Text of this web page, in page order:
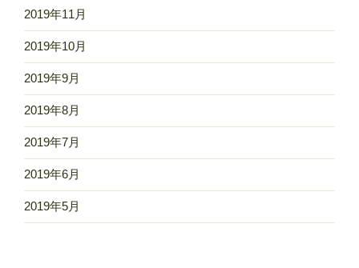
2019年11月
2019年10月
2019年9月
2019年8月
2019年7月
2019年6月
2019年5月